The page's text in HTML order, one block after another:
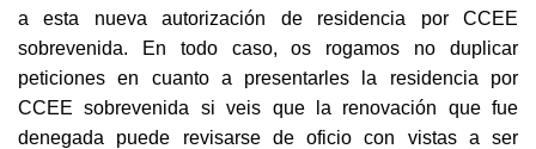
a esta nueva autorización de residencia por CCEE
sobrevenida. En todo caso, os rogamos no duplicar
peticiones en cuanto a presentarles la residencia por
CCEE sobrevenida si veis que la renovación que fue
denegada puede revisarse de oficio con vistas a ser